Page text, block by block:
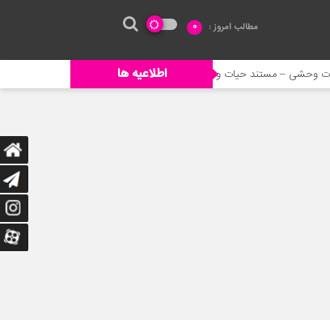
مطالب امروز : 0
اطلاعیه ها حیات وحش خورده شدن ادم توسط حیوانات وحشی